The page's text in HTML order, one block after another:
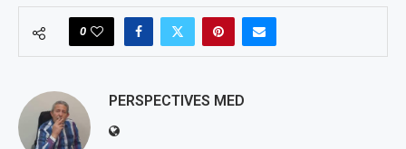
0
PERSPECTIVES MED